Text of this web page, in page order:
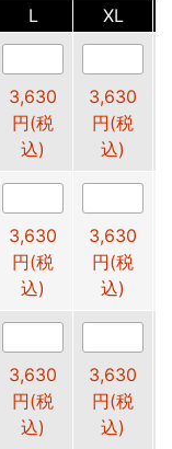
L XL
3,630
円(税
込)
3,630
円(税
込)
3,630
円(税
込)
3,630
円(税
込)
3,630
円(税
込)
3,630
円(税
込)